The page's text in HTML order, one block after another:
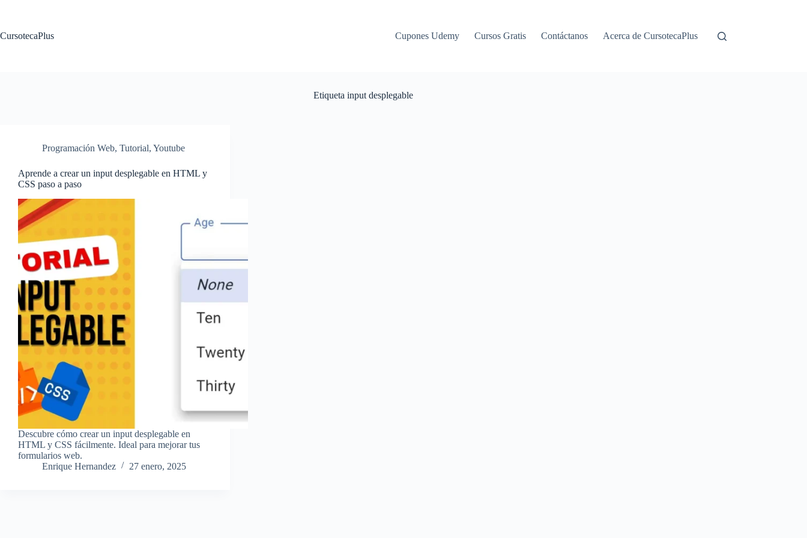
CursotecaPlus
Cupones Udemy Cursos Gratis Contáctanos Acerca de CursotecaPlus
Etiqueta input desplegable
Programación Web, Tutorial, Youtube
Aprende a crear un input desplegable en HTML y
CSS paso a paso
Descubre cómo crear un input desplegable en
HTML y CSS fácilmente. Ideal para mejorar tus
formularios web.
Enrique Hernandez
27 enero, 2025